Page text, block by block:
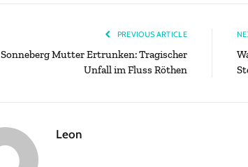
PREVIOUS ARTICLE
Sonneberg Mutter Ertrunken: Tragischer
Unfall im Fluss Röthen
Leon